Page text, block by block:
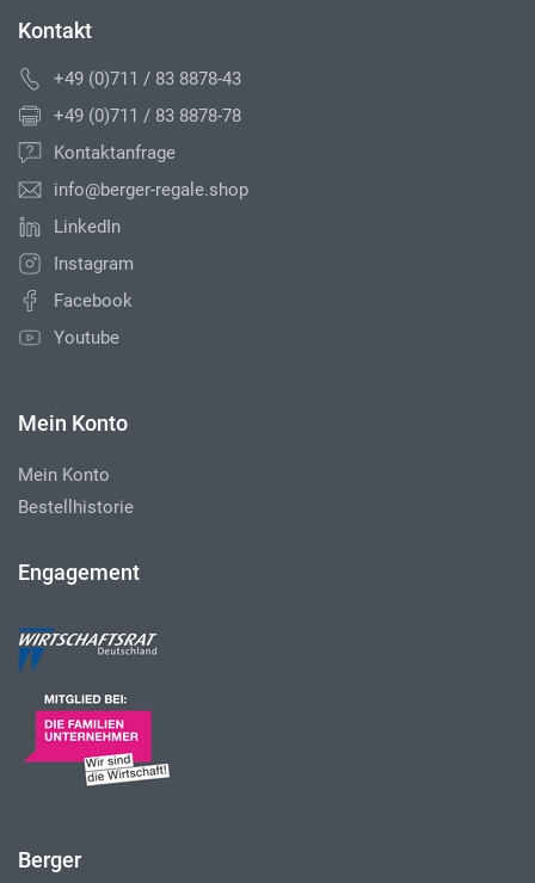
Kontakt
+49 (0)711 / 83 8878-43
+49 (0)711 / 83 8878-78
Kontaktanfrage
info@berger-regale.shop
LinkedIn
Instagram
Facebook
Youtube
Mein Konto
Mein Konto
Bestellhistorie
Engagement
Berger